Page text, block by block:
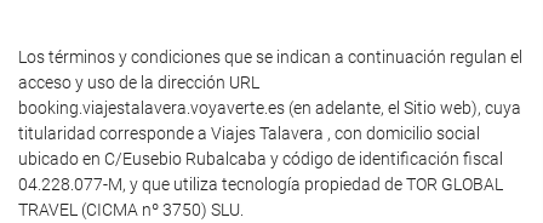
Los términos y condiciones que se indican a continuación regulan el
acceso y uso de la dirección URL
booking.viajestalavera.voyaverte.es (en adelante, el Sitio web), cuya
titularidad corresponde a Viajes Talavera , con domicilio social
ubicado en C/Eusebio Rubalcaba y código de identificación fiscal
04.228.077-M, y que utiliza tecnología propiedad de TOR GLOBAL
TRAVEL (CICMA nº 3750) SLU.